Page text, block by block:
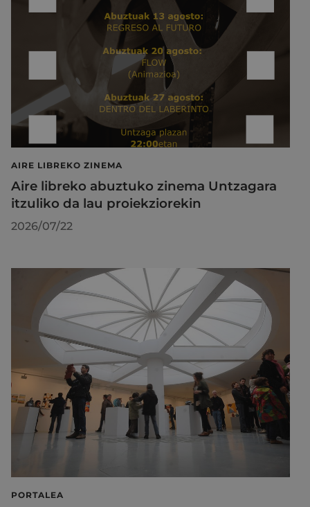
AIRE LIBREKO ZINEMA
Aire libreko abuztuko zinema Untzagara
itzuliko da lau proiekziorekin
2026/07/22
PORTALEA